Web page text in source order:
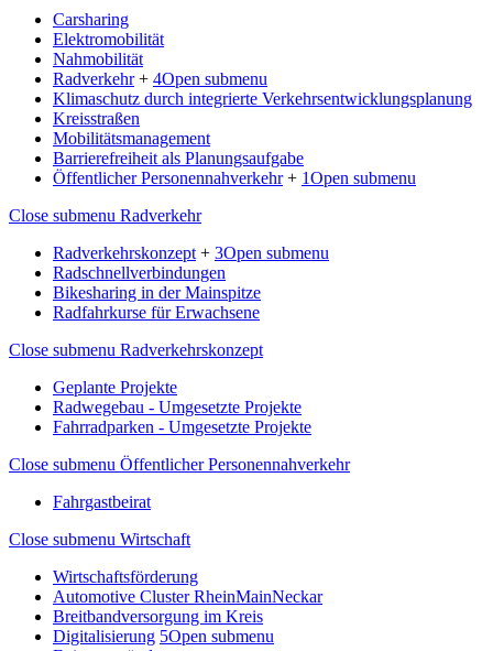
Carsharing
Elektromobilität
Nahmobilität
Radverkehr + 4Open submenu
Klimaschutz durch integrierte Verkehrsentwicklungsplanung
Kreisstraßen
Mobilitätsmanagement
Barrierefreiheit als Planungsaufgabe
Öffentlicher Personennahverkehr + 1Open submenu
Close submenu Radverkehr
Radverkehrskonzept + 3Open submenu
Radschnellverbindungen
Bikesharing in der Mainspitze
Radfahrkurse für Erwachsene
Close submenu Radverkehrskonzept
Geplante Projekte
Radwegebau - Umgesetzte Projekte
Fahrradparken - Umgesetzte Projekte
Close submenu Öffentlicher Personennahverkehr
Fahrgastbeirat
Close submenu Wirtschaft
Wirtschaftsförderung
Automotive Cluster RheinMainNeckar
Breitbandversorgung im Kreis
Digitalisierung 5Open submenu